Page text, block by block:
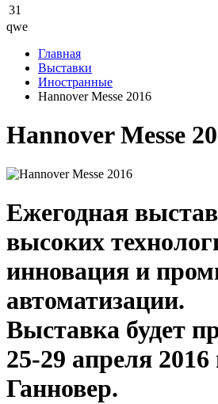
31
qwe
Главная
Выставки
Иностранные
Hannover Messe 2016
Hannover Messe
Ежегодная
высоких
инновация и
Выставка будет
25-29 апреля 2016
Ганновер.